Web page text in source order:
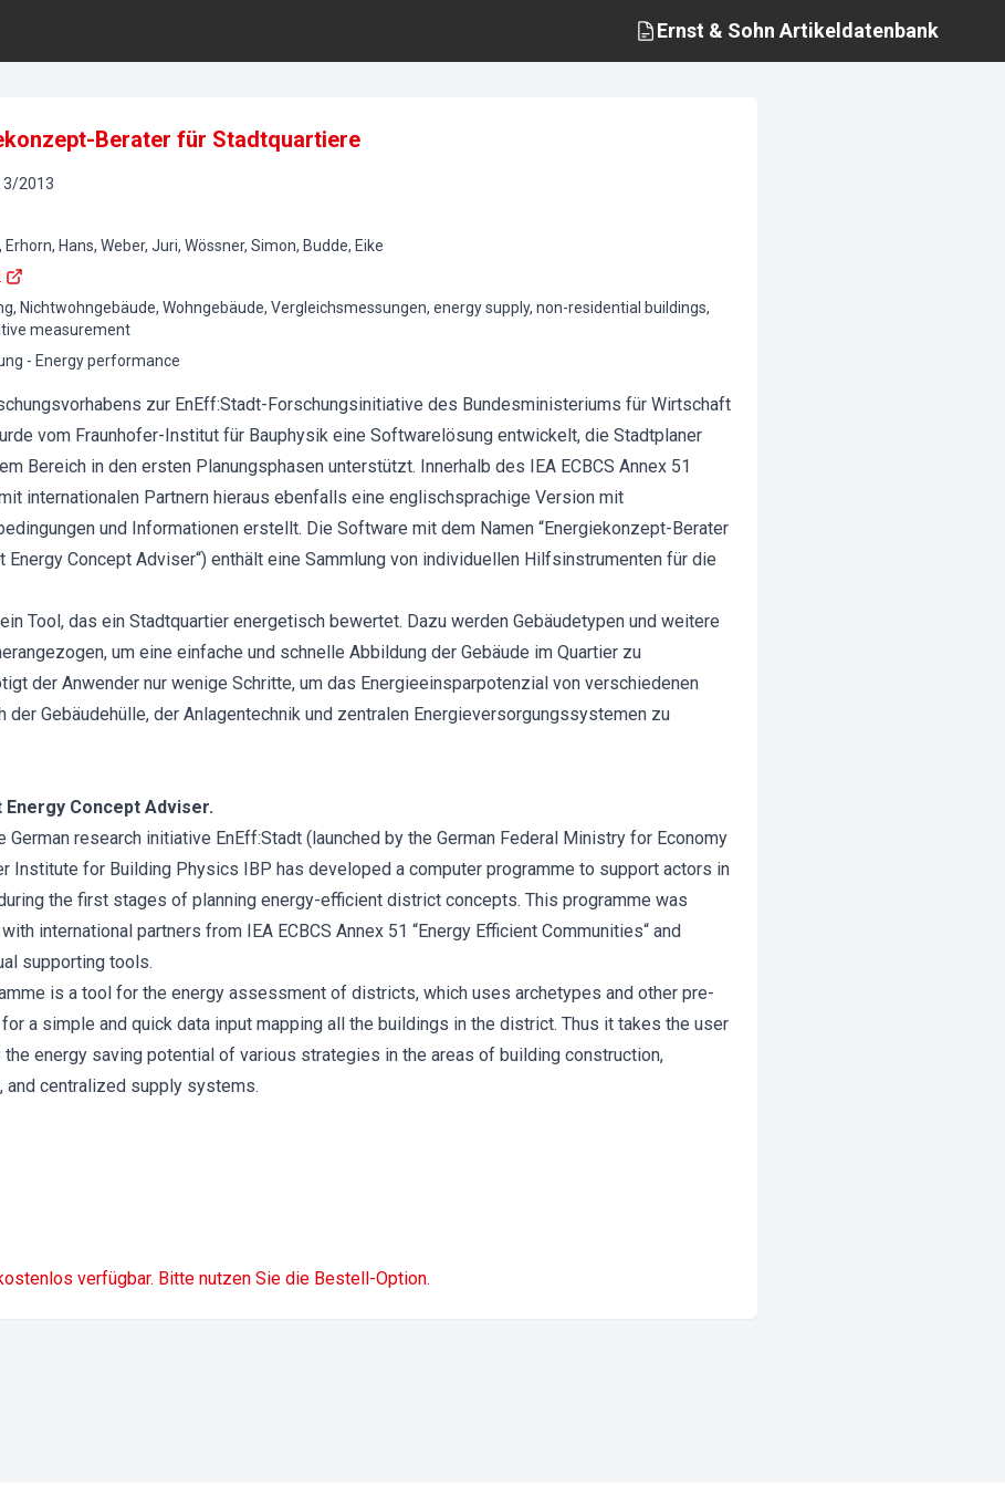
Ernst & Sohn Artikeldatenbank
Berater für Stadtquartiere
3/2013
Hans, Weber, Juri, Wössner, Simon, Budde, Eike
Nichtwohngebäude, Wohngebäude, Vergleichsmessungen, energy supply, non-residential buildings,
measurement
- Energy performance
zur EnEff:Stadt-Forschungsinitiative des Bundesministeriums für Wirtschaft
vom Fraunhofer-Institut für Bauphysik eine Softwarelösung entwickelt, die Stadtplaner
Bereich in den ersten Planungsphasen unterstützt. Innerhalb des IEA ECBCS Annex 51
internationalen Partnern hieraus ebenfalls eine englischsprachige Version mit
und Informationen erstellt. Die Software mit dem Namen “Energiekonzept-Berater
Energy Concept Adviser“) enthält eine Sammlung von individuellen Hilfsinstrumenten für die
Tool, das ein Stadtquartier energetisch bewertet. Dazu werden Gebäudetypen und weitere
um eine einfache und schnelle Abbildung der Gebäude im Quartier zu
der Anwender nur wenige Schritte, um das Energieeinsparpotenzial von verschiedenen
der Gebäudehülle, der Anlagentechnik und zentralen Energieversorgungssystemen zu
Concept Adviser.
research initiative EnEff:Stadt (launched by the German Federal Ministry for Economy
Institute for Building Physics IBP has developed a computer programme to support actors in
the first stages of planning energy-efficient district concepts. This programme was
international partners from IEA ECBCS Annex 51 “Energy Efficient Communities“ and
supporting tools.
is a tool for the energy assessment of districts, which uses archetypes and other pre-
a simple and quick data input mapping all the buildings in the district. Thus it takes the user
energy saving potential of various strategies in the areas of building construction,
centralized supply systems.
verfügbar. Bitte nutzen Sie die Bestell-Option.